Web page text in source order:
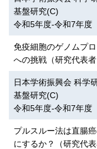
基盤研究(C)
令和5年度-令和7年度
免疫細胞のゲノムプ
への挑戦（研究代表者
日本学術振興会 科学
基盤研究(C)
令和5年度-令和7年度
プルスルー法は直腸
にするか？（研究代表